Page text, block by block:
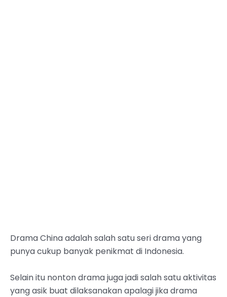
Drama China adalah salah satu seri drama yang
punya cukup banyak penikmat di Indonesia.
Selain itu nonton drama juga jadi salah satu aktivitas
yang asik buat dilaksanakan apalagi jika drama